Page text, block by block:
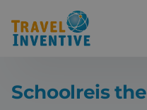
Bestemmingen
Schoolreis